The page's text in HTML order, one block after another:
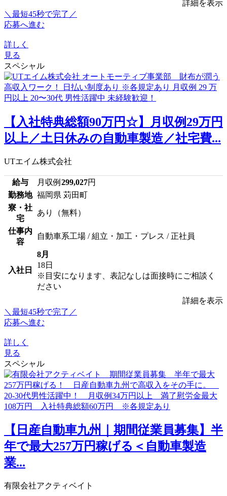
詳細を表示
＼最短45秒で完了／
応募へ進む
詳しく
見る
スペシャル
【入社特典総額90万円☆】月収例29万円
以上／土日休みの自動車製造／社宅費...
UTエイム株式会社
給与 月収例 299,027円
勤務地 福岡県 苅田町
寮・社
宅
あり（無料）
仕事内
容
自動車系工場 / 組立・加工・プレス / 正社員
入社日
8月
18日
※目安になります、表記なしは面接時にご相談く
ださい
詳細を表示
＼最短45秒で完了／
応募へ進む
詳しく
見る
スペシャル
【日産自動車九州｜期間従業員募集】半
年で最大257万円稼げる＜自動車製造
業...
有限会社アクティベイト